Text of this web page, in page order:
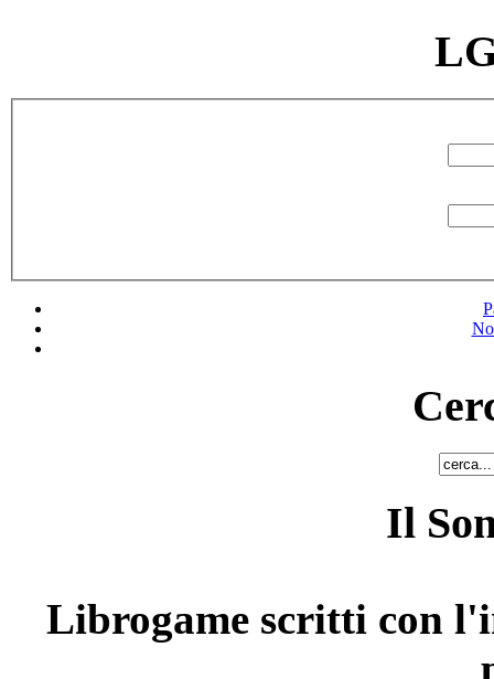
Il
Librogame scritti con